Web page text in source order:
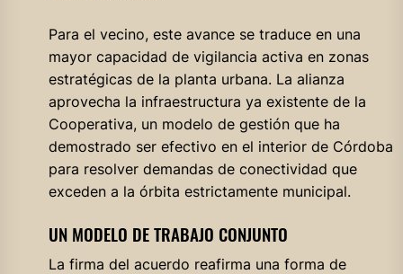
Para el vecino, este avance se traduce en una
mayor capacidad de vigilancia activa en zonas
estratégicas de la planta urbana. La alianza
aprovecha la infraestructura ya existente de la
Cooperativa, un modelo de gestión que ha
demostrado ser efectivo en el interior de Córdoba
para resolver demandas de conectividad que
exceden a la órbita estrictamente municipal.
UN MODELO DE TRABAJO CONJUNTO
La firma del acuerdo reafirma una forma de